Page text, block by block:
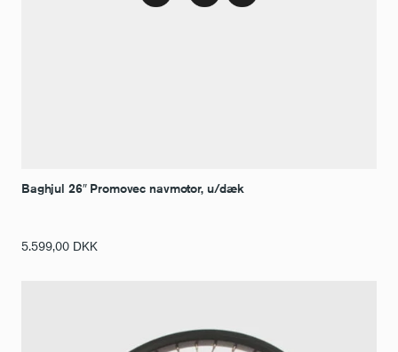
Baghjul 26″ Promovec navmotor, u/dæk
5.599,00 DKK